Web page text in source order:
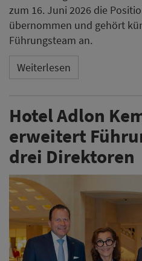
zum 16. Juni 2026 die
übernommen und gehört
Führungsteam an.
Weiterlesen
Hotel Adlon
erweitert
drei Direktoren